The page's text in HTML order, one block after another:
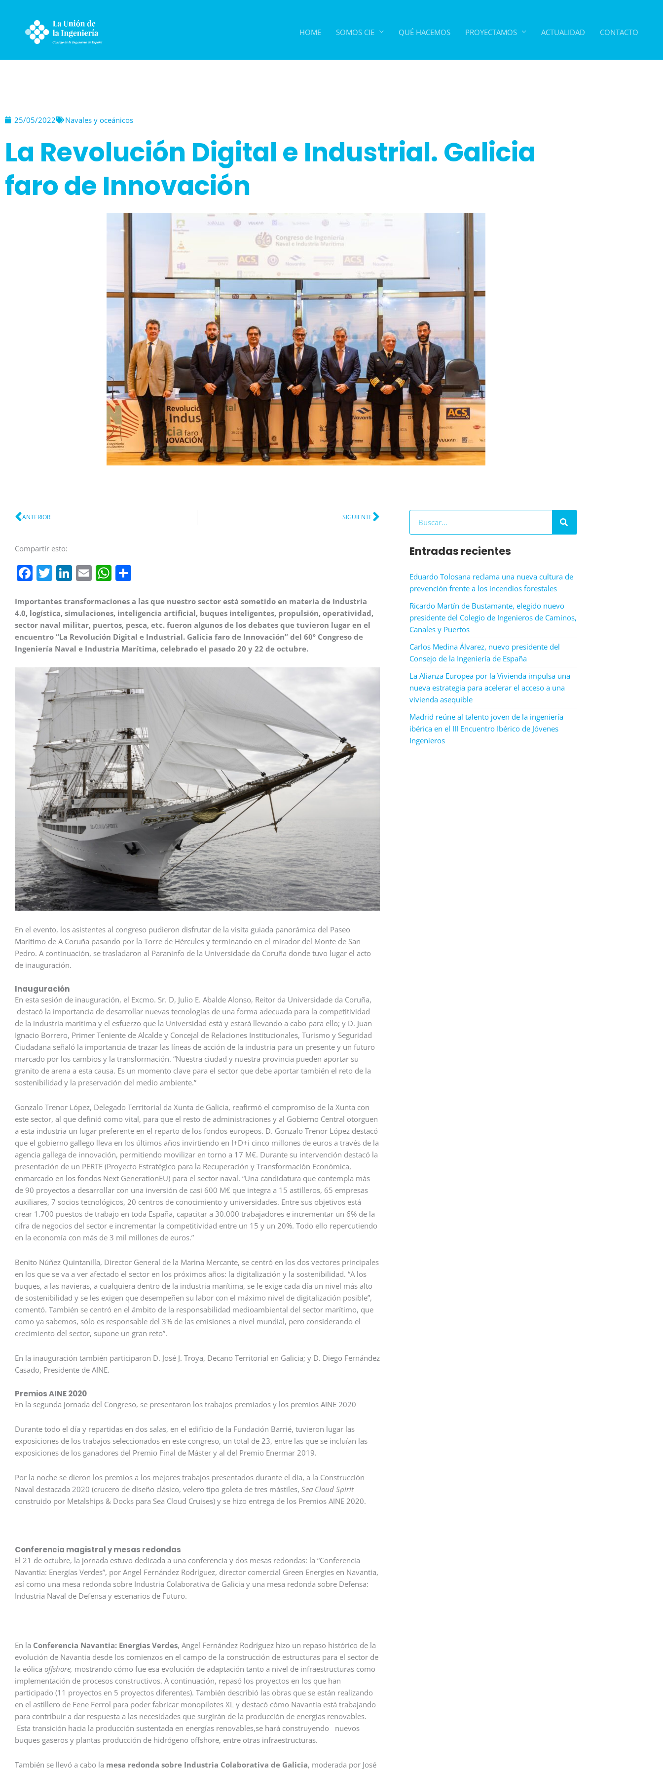
contenido
HOME SOMOS CIE QUÉ HACEMOS PROYECTAMOS ACTUALIDAD CONTACTO
25/05/2022 Navales y oceánicos
La Revolución Digital e Industrial. Galicia
faro de Innovación
Ant
ANTERIOR SIGUIENTESiguiente
Compartir esto:
Facebook
Twitter
LinkedIn
EmailWhatsApp
Importantes transformaciones a las que nuestro sector está sometido en materia de Industria
4.0, logística, simulaciones, inteligencia artificial, buques inteligentes, propulsión, operatividad,
sector naval militar, puertos, pesca, etc. fueron algunos de los debates que tuvieron lugar en el
encuentro “La Revolución Digital e Industrial. Galicia faro de Innovación” del 60º Congreso de
Ingeniería Naval e Industria Marítima, celebrado el pasado 20 y 22 de octubre.
En el evento, los asistentes al congreso pudieron disfrutar de la visita guiada panorámica del Paseo
Marítimo de A Coruña pasando por la Torre de Hércules y terminando en el mirador del Monte de San
Pedro. A continuación, se trasladaron al Paraninfo de la Universidade da Coruña donde tuvo lugar el acto
de inauguración.
Inauguración
En esta sesión de inauguración, el Excmo. Sr. D, Julio E. Abalde Alonso, Reitor da Universidade da Coruña,
destacó la importancia de desarrollar nuevas tecnologías de una forma adecuada para la competitividad
de la industria marítima y el esfuerzo que la Universidad está y estará llevando a cabo para ello; y D. Juan
Ignacio Borrero, Primer Teniente de Alcalde y Concejal de Relaciones Institucionales, Turismo y Seguridad
Ciudadana señaló la importancia de trazar las líneas de acción de la industria para un presente y un futuro
marcado por los cambios y la transformación. “Nuestra ciudad y nuestra provincia pueden aportar su
granito de arena a esta causa. Es un momento clave para el sector que debe aportar también el reto de la
sostenibilidad y la preservación del medio ambiente.”
Gonzalo Trenor López, Delegado Territorial da Xunta de Galicia, reafirmó el compromiso de la Xunta con
este sector, al que definió como vital, para que el resto de administraciones y al Gobierno Central otorguen
a esta industria un lugar preferente en el reparto de los fondos europeos. D. Gonzalo Trenor López destacó
que el gobierno gallego lleva en los últimos años invirtiendo en I+D+i cinco millones de euros a través de la
agencia gallega de innovación, permitiendo movilizar en torno a 17 M€. Durante su intervención destacó la
presentación de un PERTE (Proyecto Estratégico para la Recuperación y Transformación Económica,
enmarcado en los fondos Next GenerationEU) para el sector naval. “Una candidatura que contempla más
de 90 proyectos a desarrollar con una inversión de casi 600 M€ que integra a 15 astilleros, 65 empresas
auxiliares, 7 socios tecnológicos, 20 centros de conocimiento y universidades. Entre sus objetivos está
crear 1.700 puestos de trabajo en toda España, capacitar a 30.000 trabajadores e incrementar un 6% de la
cifra de negocios del sector e incrementar la competitividad entre un 15 y un 20%. Todo ello repercutiendo
en la economía con más de 3 mil millones de euros.”
Benito Núñez Quintanilla, Director General de la Marina Mercante, se centró en los dos vectores principales
en los que se va a ver afectado el sector en los próximos años: la digitalización y la sostenibilidad. “A los
buques, a las navieras, a cualquiera dentro de la industria marítima, se le exige cada día un nivel más alto
de sostenibilidad y se les exigen que desempeñen su labor con el máximo nivel de digitalización posible”,
comentó. También se centró en el ámbito de la responsabilidad medioambiental del sector marítimo, que
como ya sabemos, sólo es responsable del 3% de las emisiones a nivel mundial, pero considerando el
crecimiento del sector, supone un gran reto”.
En la inauguración también participaron D. José J. Troya, Decano Territorial en Galicia; y D. Diego Fernández
Casado, Presidente de AINE.
Premios AINE 2020
En la segunda jornada del Congreso, se presentaron los trabajos premiados y los premios AINE 2020
Durante todo el día y repartidas en dos salas, en el edificio de la Fundación Barrié, tuvieron lugar las
exposiciones de los trabajos seleccionados en este congreso, un total de 23, entre las que se incluían las
exposiciones de los ganadores del Premio Final de Máster y al del Premio Enermar 2019.
Por la noche se dieron los premios a los mejores trabajos presentados durante el día, a la Construcción
Naval destacada 2020 (crucero de diseño clásico, velero tipo goleta de tres mástiles, Sea Cloud Spirit
construido por Metalships & Docks para Sea Cloud Cruises) y se hizo entrega de los Premios AINE 2020.
Conferencia magistral y mesas redondas
El 21 de octubre, la jornada estuvo dedicada a una conferencia y dos mesas redondas: la “Conferencia
Navantia: Energías Verdes”, por Angel Fernández Rodríguez, director comercial Green Energies en Navantia,
así como una mesa redonda sobre Industria Colaborativa de Galicia y una mesa redonda sobre Defensa:
Industria Naval de Defensa y escenarios de Futuro.
En la Conferencia Navantia: Energías Verdes, Angel Fernández Rodríguez hizo un repaso histórico de la
evolución de Navantia desde los comienzos en el campo de la construcción de estructuras para el sector de
la eólica offshore, mostrando cómo fue esa evolución de adaptación tanto a nivel de infraestructuras como
implementación de procesos constructivos. A continuación, repasó los proyectos en los que han
participado (11 proyectos en 5 proyectos diferentes). También describió las obras que se están realizando
en el astillero de Fene Ferrol para poder fabricar monopilotes XL y destacó cómo Navantia está trabajando
para contribuir a dar respuesta a las necesidades que surgirán de la producción de energías renovables.
Esta transición hacia la producción sustentada en energías renovables,se hará construyendo nuevos
buques gaseros y plantas producción de hidrógeno offshore, entre otras infraestructuras.
También se llevó a cabo la mesa redonda sobre Industria Colaborativa de Galicia, moderada por José
Entradas recientes
Eduardo Tolosana reclama una nueva cultura de
prevención frente a los incendios forestales
Ricardo Martín de Bustamante, elegido nuevo
presidente del Colegio de Ingenieros de Caminos,
Canales y Puertos
Carlos Medina Álvarez, nuevo presidente del
Consejo de la Ingeniería de España
La Alianza Europea por la Vivienda impulsa una
nueva estrategia para acelerar el acceso a una
vivienda asequible
Madrid reúne al talento joven de la ingeniería
ibérica en el III Encuentro Ibérico de Jóvenes
Ingenieros